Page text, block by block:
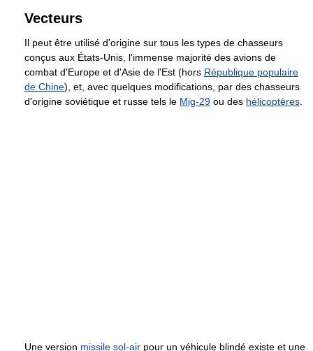
Vecteurs
Il peut être utilisé d'origine sur tous les types de chasseurs
conçus aux États-Unis, l'immense majorité des avions de
combat d'Europe et d'Asie de l'Est (hors République populaire
de Chine), et, avec quelques modifications, par des chasseurs
d'origine soviétique et russe tels le Mig-29 ou des hélicoptères.
Une version missile sol-air pour un véhicule blindé existe et une